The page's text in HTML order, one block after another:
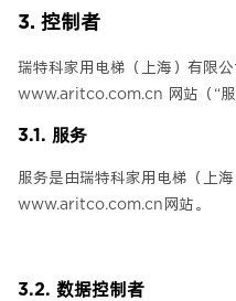
3. 控制者
瑞特科家用电梯（上海）有限
www.aritco.com.cn 网站（“服
3.1. 服务
服务是由瑞特科家用电梯（上
www.aritco.com.cn网站。
3.2. 数据控制者